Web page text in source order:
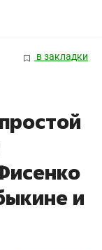
в закладки
и